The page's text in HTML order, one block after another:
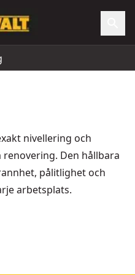
nivellering och
Den hållbara
pålitlighet och
arbetsplats.